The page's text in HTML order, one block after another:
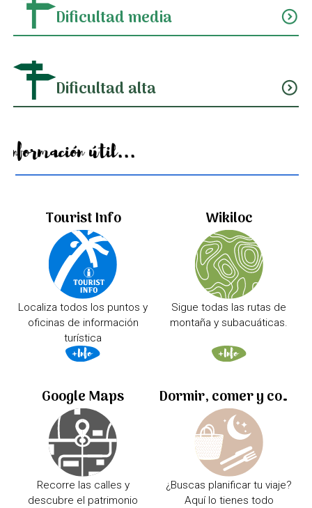
Dificultad media expand_circle_down
Dificultad alta expand_circle_down
Información útil...
Tourist Info
Localiza todos los puntos y
oficinas de información
turística
Wikiloc
Sigue todas las rutas de
montaña y subacuáticas.
Google Maps
Recorre las calles y
descubre el patrimonio
Dormir, comer y comprar
¿Buscas planificar tu viaje?
Aquí lo tienes todo